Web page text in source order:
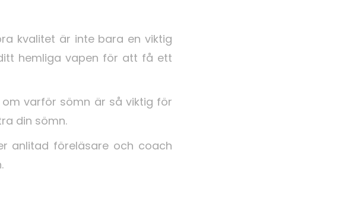
kvalitet är inte bara en viktig
hemliga vapen för att få ett
om varför sömn är så viktig för
din sömn.
anlitad föreläsare och coach